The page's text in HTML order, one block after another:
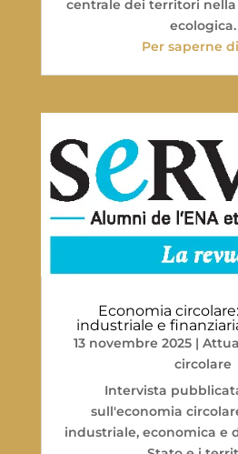
centrale dei territori
ecologica.
Per saperne
Economia
industriale e
13 novembre 2025|
circolare
Intervista
sull'economia
industriale, economica e